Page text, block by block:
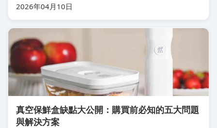
2026年04月10日
真空保鮮盒缺點大公開：購買前必知的五大問題
與解決方案